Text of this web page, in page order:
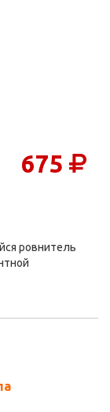
675
ровнитель